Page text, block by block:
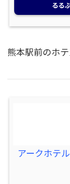
るる
熊本駅前のホ
アークホテ